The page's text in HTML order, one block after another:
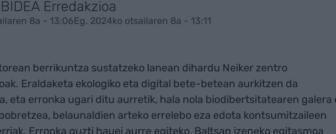
Erredakzioa
8a - 13:06Eg. 2024ko otsailaren 8a - 13:11
berrikuntza sustatzeko lanean dihardu Neiker zentro
Eraldaketa ekologiko eta digital bete-betean aurkitzen da
eta erronka ugari ditu aurretik, hala nola biodibertsitatearen galera
belaunaldien arteko errelebo eza edota kontsumitzaileen
Erronka guzti hauei aurre egiteko, Baltsan izeneko egitasmoa